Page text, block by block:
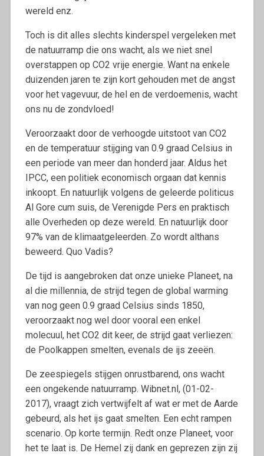
wereld enz.
Toch is dit alles slechts kinderspel vergeleken met
de natuurramp die ons wacht, als we niet snel
overstappen op CO2 vrije energie. Want na enkele
duizenden jaren te zijn kort gehouden met de angst
voor het vagevuur, de hel en de verdoemenis, wacht
ons nu de zondvloed!
Veroorzaakt door de verhoogde uitstoot van CO2
en de temperatuur stijging van 0.9 graad Celsius in
een periode van meer dan honderd jaar. Aldus het
IPCC, een politiek economisch orgaan dat kennis
inkoopt. En natuurlijk volgens de geleerde politicus
Al Gore cum suis, de Verenigde Pers en praktisch
alle Overheden op deze wereld. En natuurlijk door
97% van de klimaatgeleerden. Zo wordt althans
beweerd. Quo Vadis?
De tijd is aangebroken dat onze unieke Planeet, na
al die millennia, de strijd tegen de global warming
van nog geen 0.9 graad Celsius sinds 1850,
veroorzaakt nog wel door vooral een enkel
molecuul, het CO2 dit keer, de strijd gaat verliezen:
de Poolkappen smelten, evenals de ijs zeeën.
De zeespiegels stijgen onrustbarend, ons wacht
een ongekende natuurramp. Wibnet.nl, (01-02-
2017), vraagt zich vertwijfelt af wat er met de Aarde
gebeurd, als het ijs gaat smelten. Een echt rampen
scenario. Op korte termijn. Redt onze Planeet, voor
het te laat is. De Hemel zij dank en geprezen zijn zij